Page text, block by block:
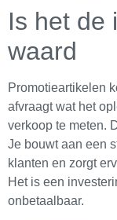
Is het de
waard
Promotieartikelen
afvraagt wat het
verkoop te meten.
Je bouwt aan een
klanten en zorgt
Het is een
onbetaalbaar.